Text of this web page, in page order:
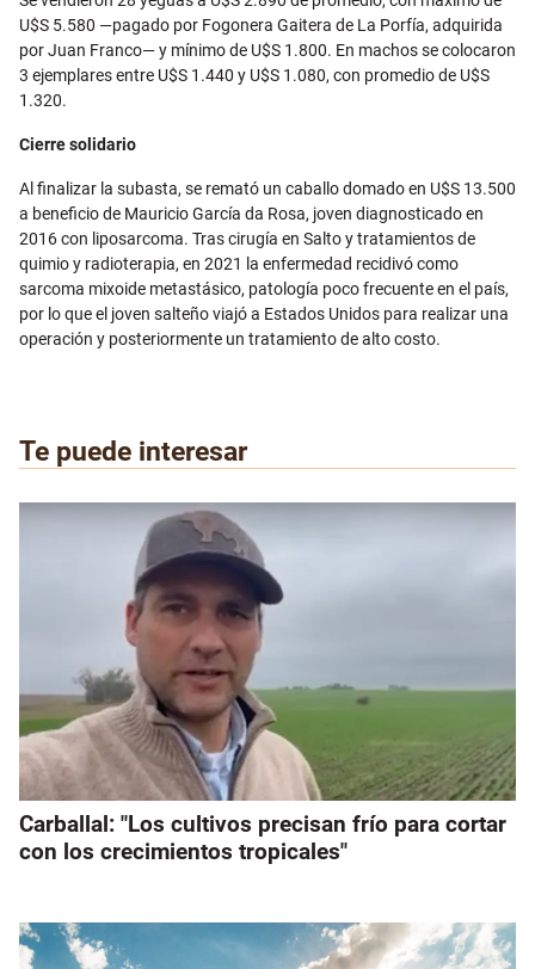
U$S 5.580 —pagado por Fogonera Gaitera de La Porfía, adquirida
por Juan Franco— y mínimo de U$S 1.800. En machos se colocaron
3 ejemplares entre U$S 1.440 y U$S 1.080, con promedio de U$S
1.320.
Cierre solidario
Al finalizar la subasta, se remató un caballo domado en U$S 13.500
a beneficio de Mauricio García da Rosa, joven diagnosticado en
2016 con liposarcoma. Tras cirugía en Salto y tratamientos de
quimio y radioterapia, en 2021 la enfermedad recidivó como
sarcoma mixoide metastásico, patología poco frecuente en el país,
por lo que el joven salteño viajó a Estados Unidos para realizar una
operación y posteriormente un tratamiento de alto costo.
Te puede interesar
Carballal: "Los cultivos precisan frío para cortar
con los crecimientos tropicales"